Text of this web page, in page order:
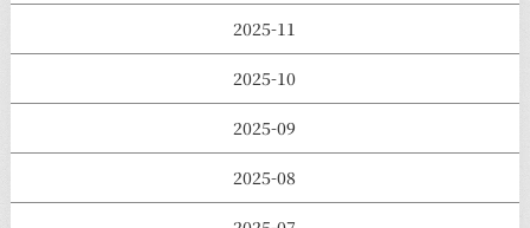
2025-11
2025-10
2025-09
2025-08